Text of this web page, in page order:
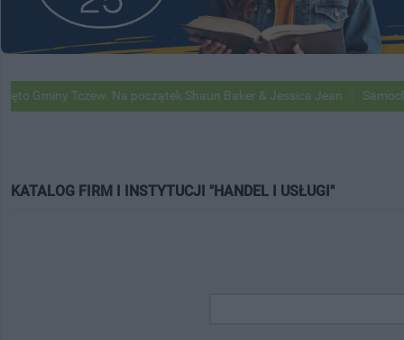
Tczew. Na początek Shaun Baker & Jessica Jean Samochody
KATALOG FIRM I INSTYTUCJI "HANDEL I USŁUGI"